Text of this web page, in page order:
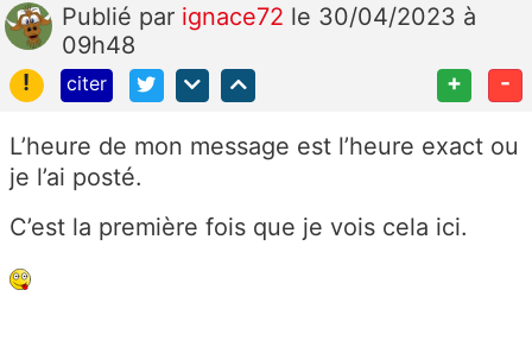
Publié par ignace72 le 30/04/2023 à
09h48
!
citer + -
L’heure de mon message est l’heure exact ou
je l’ai posté.
C’est la première fois que je vois cela ici.